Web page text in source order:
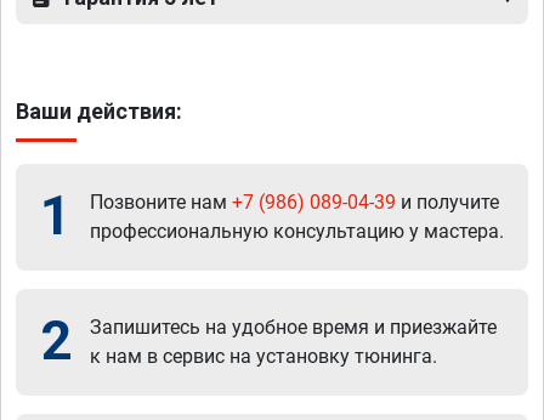
Ваши действия:
1 Позвоните нам +7 (986) 089-04-39 и получите
профессиональную консультацию у мастера.
2
Запишитесь на удобное время и приезжайте
к нам в сервис на установку тюнинга.